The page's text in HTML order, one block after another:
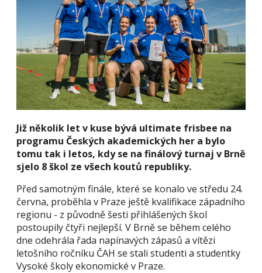
Již několik let v kuse bývá ultimate frisbee na
programu Českých akademických her a bylo
tomu tak i letos, kdy se na finálový turnaj v Brně
sjelo 8 škol ze všech koutů republiky.
Před samotným finále, které se konalo ve středu 24.
června, proběhla v Praze ještě kvalifikace západního
regionu - z původně šesti přihlášených škol
postoupily čtyři nejlepší. V Brně se během celého
dne odehrála řada napínavých zápasů a vítězi
letošního ročníku ČAH se stali studenti a studentky
Vysoké školy ekonomické v Praze.